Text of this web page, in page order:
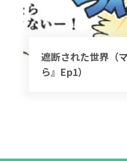
遮断された世界（
ら』Ep1）